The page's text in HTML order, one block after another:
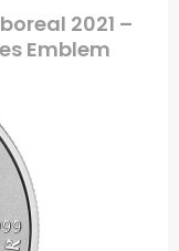
2021 –
Emblem